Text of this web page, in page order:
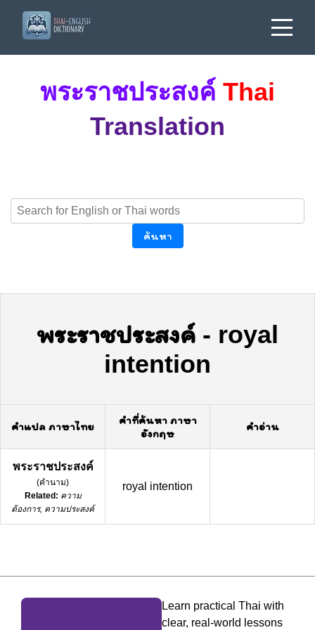
พระราชประสงค์ Thai
Translation
ค้นหา
พระราชประสงค์ - royal
intention
คำแปล ภาษาไทย
คำที่ค้นหา ภาษา
อังกฤษ
คำอ่าน
พระราชประสงค์
(คำนาม)
Related: ความ
ต้องการ, ความประสงค์
royal intention
Learn practical Thai with
clear, real-world lessons